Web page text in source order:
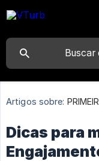
Artigos sobre:
Dicas para